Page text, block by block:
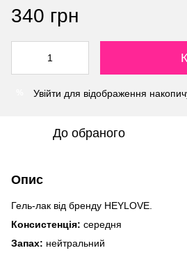
340 грн
Увійти для відображення
До обраного
Опис
Гель-лак від бренду HEYLOVE.
Консистенція: середня
Запах: нейтральний